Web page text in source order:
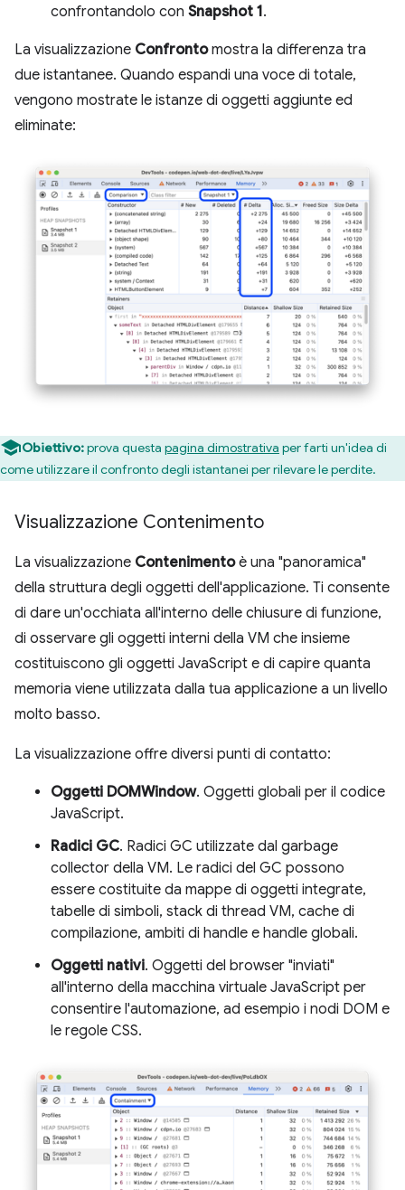
confrontandolo con Snapshot 1.
La visualizzazione Confrontomostra la differenza tra
due istantanee. Quando espandi una voce di totale,
vengono mostrate le istanze di oggetti aggiunte ed
eliminate:
Obiettivo:prova questa pagina dimostrativa per farti un'idea di
come utilizzare il confronto degli istantanei per rilevare le perdite.
Visualizzazione Contenimento
La visualizzazione Contenimentoè una "panoramica"
della struttura degli oggetti dell'applicazione. Ti consente
di dare un'occhiata all'interno delle chiusure di funzione,
di osservare gli oggetti interni della VM che insieme
costituiscono gli oggetti JavaScript e di capire quanta
memoria viene utilizzata dalla tua applicazione a un livello
molto basso.
La visualizzazione offre diversi punti di contatto:
Oggetti DOMWindow. Oggetti globali per il codice
JavaScript.
Radici GC. Radici GC utilizzate dal garbage
collector della VM. Le radici del GC possono
essere costituite da mappe di oggetti integrate,
tabelle di simboli, stack di thread VM, cache di
compilazione, ambiti di handle e handle globali.
Oggetti nativi. Oggetti del browser "inviati"
all'interno della macchina virtuale JavaScript per
consentire l'automazione, ad esempio i nodi DOM e
le regole CSS.